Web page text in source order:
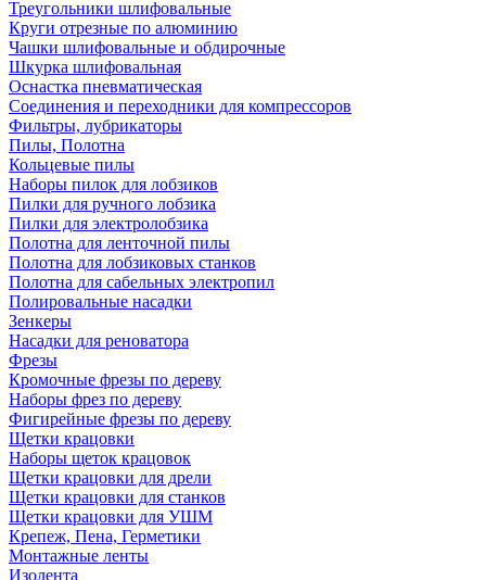
Треугольники шлифовальные
Круги отрезные по алюминию
Чашки шлифовальные и обдирочные
Шкурка шлифовальная
Оснастка пневматическая
Соединения и переходники для компрессоров
Фильтры, лубрикаторы
Пилы, Полотна
Кольцевые пилы
Наборы пилок для лобзиков
Пилки для ручного лобзика
Пилки для электролобзика
Полотна для ленточной пилы
Полотна для лобзиковых станков
Полотна для сабельных электропил
Полировальные насадки
Зенкеры
Насадки для реноватора
Фрезы
Кромочные фрезы по дереву
Наборы фрез по дереву
Фигирейные фрезы по дереву
Щетки крацовки
Наборы щеток крацовок
Щетки крацовки для дрели
Щетки крацовки для станков
Щетки крацовки для УШМ
Крепеж, Пена, Герметики
Монтажные ленты
Изолента